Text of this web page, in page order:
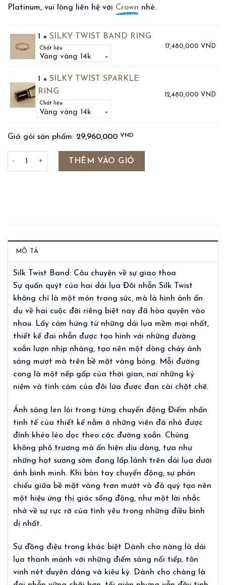
Platinum, vui lòng liên hệ với Crown nhé.
1 × SILKY TWIST BAND RING
Chất liệu 17,480,000 VND
1 × SILKY TWIST SPARKLE
RING
Chất liệu
12,480,000 VND
Giá gói sản phẩm: 29,960,000 VND
SILKY TWIST COUPLE BAND RING số lượng
THÊM VÀO GIỎ
MÔ TẢ
Silk Twist Band: Câu chuyện về sự giao thoa
Sự quấn quýt của hai dải lụa Đôi nhẫn Silk Twist
không chỉ là một món trang sức, mà là hình ảnh ẩn
dụ về hai cuộc đời riêng biệt nay đã hòa quyện vào
nhau. Lấy cảm hứng từ những dải lụa mềm mại nhất,
thiết kế đai nhẫn được tạo hình với những đường
xoắn lượn nhịp nhàng, tạo nên một dòng chảy ánh
sáng mượt mà trên bề mặt vàng bóng. Mỗi đường
cong là một nếp gấp của thời gian, nơi những kỷ
niệm và tình cảm của đôi lứa được đan cài chặt chẽ.
Ánh sáng len lỏi trong từng chuyển động Điểm nhấn
tinh tế của thiết kế nằm ở những viên đá nhỏ được
đính khéo léo dọc theo các đường xoắn. Chúng
không phô trương mà ẩn hiện dịu dàng, tựa như
những hạt sương sớm đang lấp lánh trên dải lụa dưới
ánh bình minh. Khi bàn tay chuyển động, sự phản
chiếu giữa bề mặt vàng trơn mướt và đá quý tạo nên
một hiệu ứng thị giác sống động, như một lời nhắc
nhở về sự rực rỡ của tình yêu trong những điều bình
dị nhất.
Sự đồng điệu trong khác biệt Dành cho nàng là dải
lụa thanh mảnh với những điểm sáng nối tiếp, tôn
vinh nét duyên dáng và kiêu kỳ. Dành cho chàng là